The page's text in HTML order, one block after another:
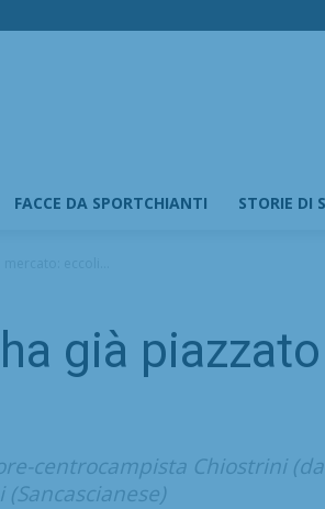
FACCE DA SPORTCHIANTI STORIE DI
già
centrocampista Chiostrini